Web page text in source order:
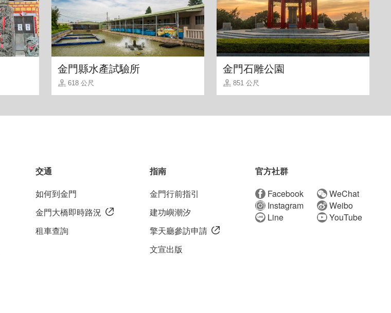
金門縣水產試驗所
618 公尺
金門石雕公園
851 公尺
交通
如何到金門
金門大橋即時路況
租車查詢
指南
金門行前指引
建功嶼潮汐
擎天廳參訪申請
文宣出版
官方社群
Facebook
WeChat
Instagram
Weibo
Line
YouTube